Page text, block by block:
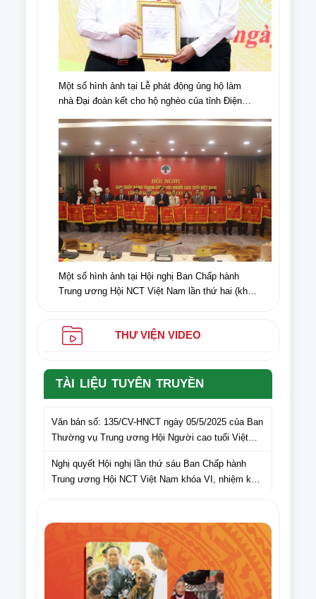
Một số hình ảnh tại Lễ phát động ủng hộ làm
nhà Đại đoàn kết cho hộ nghèo của tỉnh Điện
Biên Phủ (07/5/1954-07/5/2024)
Một số hình ảnh tại Hội nghị Ban Chấp hành
Trung ương Hội NCT Việt Nam lần thứ hai (khóa
THƯ VIỆN VIDEO
TÀI LIỆU TUYÊN TRUYỀN
Thường vụ Trung ương Hội Người cao tuổi Việt
Nam gửi Hội Người cao tuổi các tỉnh, thành phố lấy
ý kiến cán bộ, hội viên NCT các tỉnh, thành phố đối
với dự thảo Văn kiện Đại hội Hội Người cao tuổi
Việt Nam lần thứ VII, nhiệm kỳ 2026-2031
Nghị quyết Hội nghị lần thứ sáu Ban Chấp hành
Trung ương Hội NCT Việt Nam khóa VI, nhiệm kỳ
2021 – 2026
2021 – 2026
Văn bản số 275/HNCT-VP ngày 16/9/2025 của Ban
Thường vụ Trung ương Hội NCT Việt Nam về việc
tuyên truyền Ngày Quốc tế NCT (1/10) và Tháng
hành động vì NCT Việt Nam năm 2025
Điều lệ Giải Cờ tướng trung cao tuổi quốc gia lần
thứ XI năm 2025